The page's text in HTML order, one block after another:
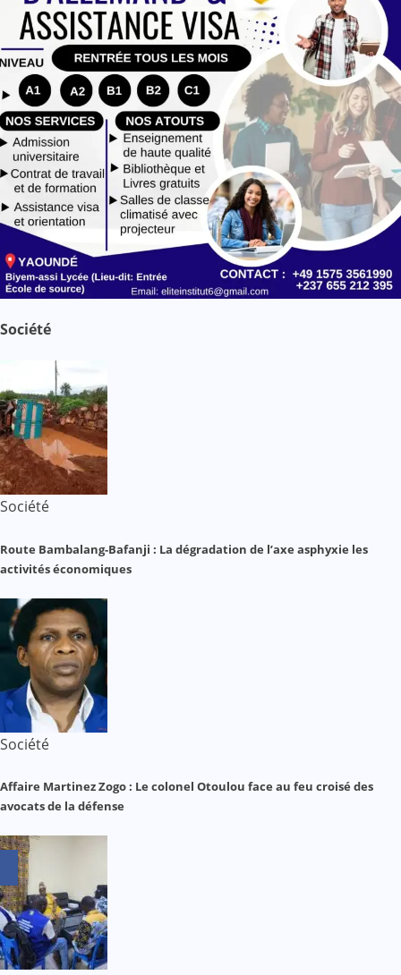
Société
Société
Route Bambalang-Bafanji : La dégradation de l’axe asphyxie les
activités économiques
Société
Affaire Martinez Zogo : Le colonel Otoulou face au feu croisé des
avocats de la défense